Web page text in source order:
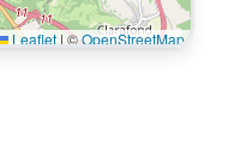
Leaflet |©OpenStreetMap